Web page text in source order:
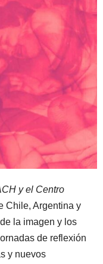
y el Centro
Chile, Argentina y
la imagen y los
de reflexión
y nuevos